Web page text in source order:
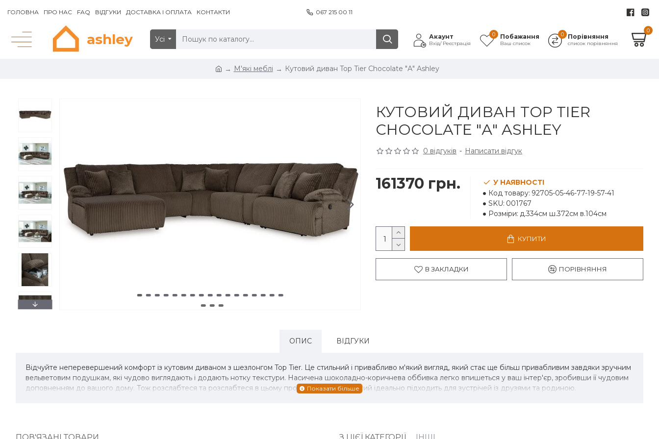
ГОЛОВНА ПРО НАС FAQ ВІДГУКИ ДОСТАВКА І ОПЛАТА КОНТАКТИ 067 215 00 11
ashley Усі Акаунт
Вхід/ Реєстрація
Побажання
Ваш список
0 Порівняння
список порівняння
0
0
М'які меблі Кутовий диван Top Tier Chocolate "А" Ashley
КУТОВИЙ ДИВАН TOP TIER
CHOCOLATE "А" ASHLEY
0 відгуків - Написати відгук
161370 грн.
У НАЯВНОСТІ
Код товару: 92705-05-46-77-19-57-41
SKU: 001767
Розміри: д.334см ш.372см в.104см
КУПИТИ
В ЗАКЛАДКИ ПОРІВНЯННЯ
ОПИС ВІДГУКИ
Відчуйте неперевершений комфорт із кутовим диваном з шезлонгом Top Tier. Це стильний і привабливо м'який вигляд, який стає ще більш привабливим завдяки зручним
вельветовим подушкам, які чудово виглядають і додають нотку текстури. Насичена шоколадно-коричнева оббивка легко впишеться у ваш інтер'єр, зробивши її чудовим
доповненням до вашого дому. Тож розслабтеся та розслабтеся в цьому просторому наборі, який ідеально підходить для зустрічей із друзями та родиною.